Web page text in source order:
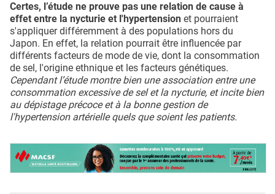
Certes, l’étude ne prouve pas une relation de cause à
effet entre la nycturie et l'hypertension et pourraient
s'appliquer différemment à des populations hors du
Japon. En effet, la relation pourrait être influencée par
différents facteurs de mode de vie, dont la consommation
de sel, l'origine ethnique et les facteurs génétiques.
Cependant l’étude montre bien une association entre une
consommation excessive de sel et la nycturie, et incite bien
au dépistage précoce et à la bonne gestion de
l'hypertension artérielle quels que soient les patients.